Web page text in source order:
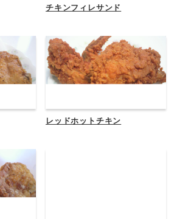
チキンフィレサンド
レッドホットチキン